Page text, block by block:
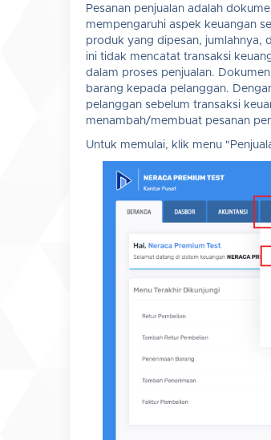
Pesanan penjualan adalah
mempengaruhi aspek keuangan
produk yang dipesan, jumlahnya,
ini tidak mencatat transaksi
dalam proses penjualan.
barang kepada pelanggan.
pelanggan sebelum transaksi
menambah/membuat pesanan
Untuk memulai, klik menu